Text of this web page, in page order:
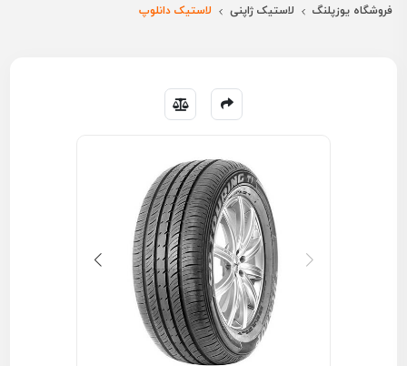
فروشگاه یوزپلنگ لاستیک ژاپنی لاستیک دانلوپ